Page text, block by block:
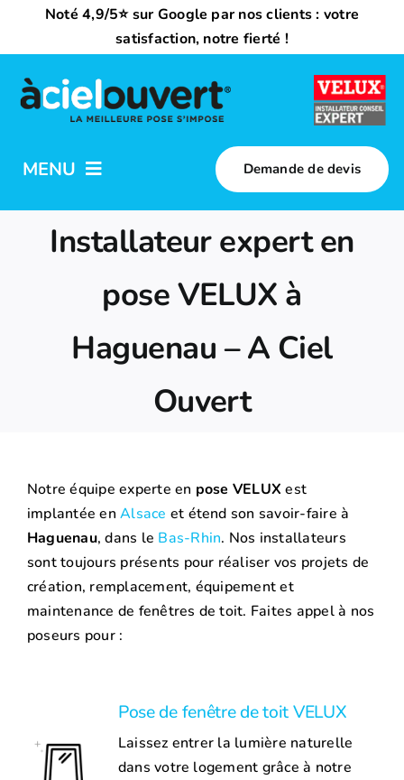
contenu
Noté 4,9/5⭐ sur Google par nos clients : votre
satisfaction, notre fierté !
MENU
Trouvez votre installateur
Demande de devis
Installateur expert en
pose VELUX à
Haguenau – A Ciel
Ouvert
Notre équipe experte en pose VELUX est
implantée enAlsace et étend son savoir-faire à
Haguenau, dans le Bas-Rhin. Nos installateurs
sont toujours présents pour réaliser vos projets de
création, remplacement, équipement et
maintenance de fenêtres de toit. Faites appel à nos
poseurs pour :
Pose de fenêtre de toit VELUX
Laissez entrer la lumière naturelle
dans votre logement grâce à notre